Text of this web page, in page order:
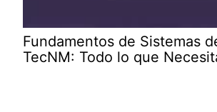
Fundamentos de Sistemas
TecNM: Todo lo que